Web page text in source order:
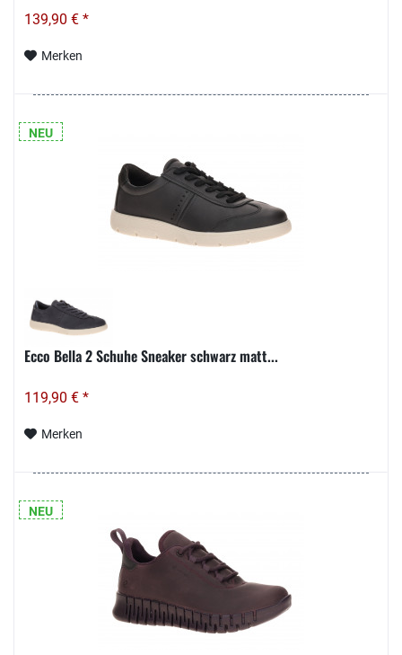
139,90 € *
Merken
NEU
Ecco Bella 2 Schuhe Sneaker schwarz matt...
119,90 € *
Merken
NEU